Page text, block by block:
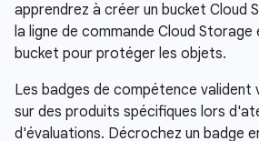
apprendrez à créer un bucket Cloud
la ligne de commande Cloud Storage
bucket pour protéger les objets.
Les badges de compétence valident
sur des produits spécifiques lors
d'évaluations. Décrochez un badge